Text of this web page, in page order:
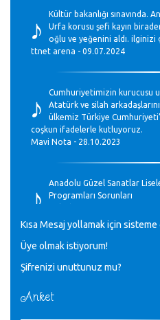
♪
Kültür bakanlığı sınavında.
Urfa korusu şefi kayın
oğlu ve yeğenini aldı.
ttnet arena - 09.07.2024
♪
Cumhuriyetimizin kurucusu
Atatürk ve silah
ülkemiz Türkiye
coşkun ifadelerle kutluyoruz.
Mavi Nota - 28.10.2023
♪
Anadolu Güzel Sanatlar
Programları Sorunları
♪
GEÇMİŞ OLSUN TÜRKİYE!
Mavi Nota - 07.02.2023
30 yıl sonra karşılaşmak çok
Kısa Mesaj yollamak için
Üye olmak istiyorum!
Şifrenizi unuttunuz mu?
Anket